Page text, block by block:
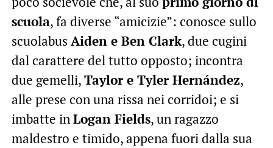
scuola, fa diverse “amicizie”: conosce sullo
scuolabus Aiden e Ben Clark, due cugini
dal carattere del tutto opposto; incontra
due gemelli,Taylor e Tyler Hernández,
alle prese con una rissa nei corridoi; e si
imbatte inLogan Fields, un ragazzo
maldestro e timido, appena fuori dalla sua